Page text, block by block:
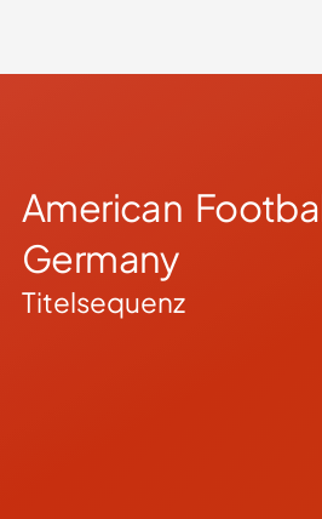
American
Germany
Titelsequenz